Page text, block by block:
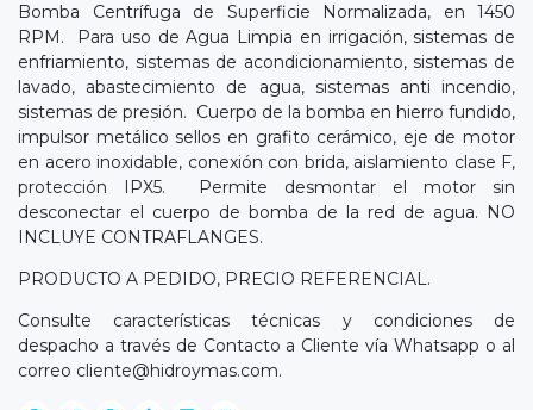
Bomba Centrífuga de Superficie Normalizada, en 1450
RPM. Para uso de Agua Limpia en irrigación, sistemas de
enfriamiento, sistemas de acondicionamiento, sistemas de
lavado, abastecimiento de agua, sistemas anti incendio,
sistemas de presión. Cuerpo de la bomba en hierro fundido,
impulsor metálico sellos en grafito cerámico, eje de motor
en acero inoxidable, conexión con brida, aislamiento clase F,
protección IPX5. Permite desmontar el motor sin
desconectar el cuerpo de bomba de la red de agua. NO
INCLUYE CONTRAFLANGES.
PRODUCTO A PEDIDO, PRECIO REFERENCIAL.
Consulte características técnicas y condiciones de
despacho a través de Contacto a Cliente vía Whatsapp o al
correo cliente@hidroymas.com.